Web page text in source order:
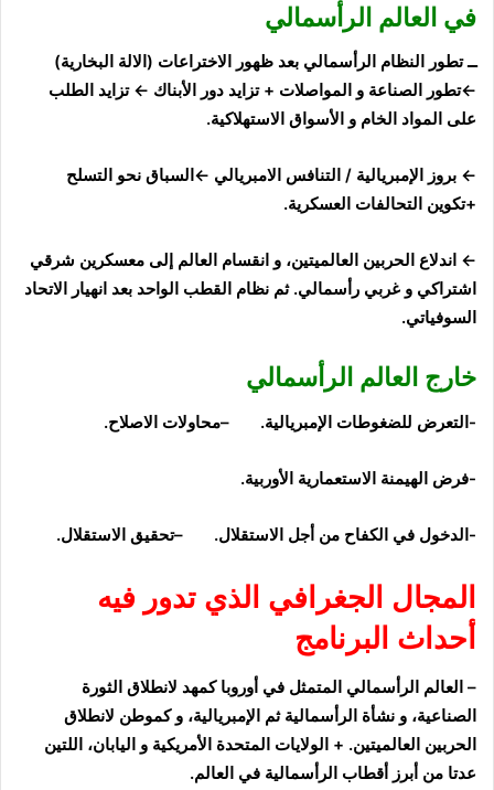
في العالم الرأسمالي
ــ تطور النظام الرأسمالي بعد ظهور الاختراعات (الالة البخارية)
←تطور الصناعة و المواصلات + تزايد دور
الأبناك ← تزايد الطلب
على المواد الخام و الأسواق الاستهلاكية.
← بروز الإمبريالية / التنافس الامبريالي ←السباق نحو التسلح
+تكوين التحالفات العسكرية.
← اندلاع الحربين العالميتين، و انقسام العالم إلى معسكرين شرقي
اشتراكي و غربي رأسمالي. ثم نظام القطب الواحد بعد انهيار الاتحاد
السوفياتي.
خارج العالم الرأسمالي
-التعرض للضغوطات الإمبريالية. –محاولات الاصلاح.
-فرض الهيمنة الاستعمارية الأوربية.
-الدخول في الكفاح من أجل الاستقلال. –تحقيق الاستقلال.
المجال الجغرافي الذي تدور فيه
أحداث البرنامج
– العالم الرأسمالي المتمثل في أوروبا كمهد لانطلاق الثورة
الصناعية، و نشأة الرأسمالية ثم الإمبريالية، و كموطن لانطلاق
الحربين العالميتين. + الولايات المتحدة الأمريكية و اليابان، اللتين
عدتا من أبرز أقطاب الرأسمالية في العالم.